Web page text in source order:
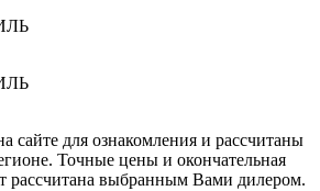
сайте для ознакомления и рассчитаны
Точные цены и окончательная
рассчитана выбранным Вами дилером.